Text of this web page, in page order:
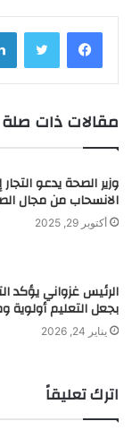
مقالات ذات صلة
وزير الصحة يدعو
الانسحاب من مجال
أكتوبر 29, 2025
الرئيس غزواني يؤكد
بجعل التعليم أولوية
يناير 24, 2026
اترك تعليقاً